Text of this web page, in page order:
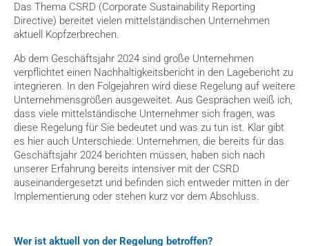
Das Thema CSRD (Corporate Sustainability Reporting
Directive) bereitet vielen mittelständischen Unternehmen
aktuell Kopfzerbrechen.
Ab dem Geschäftsjahr 2024 sind große Unternehmen
verpflichtet einen Nachhaltigkeitsbericht in den Lagebericht zu
integrieren. In den Folgejahren wird diese Regelung auf weitere
Unternehmensgrößen ausgeweitet. Aus Gesprächen weiß ich,
dass viele mittelständische Unternehmer sich fragen, was
diese Regelung für Sie bedeutet und was zu tun ist. Klar gibt
es hier auch Unterschiede: Unternehmen, die bereits für das
Geschäftsjahr 2024 berichten müssen, haben sich nach
unserer Erfahrung bereits intensiver mit der CSRD
auseinandergesetzt und befinden sich entweder mitten in der
Implementierung oder stehen kurz vor dem Abschluss.
Wer ist aktuell von der Regelung betroffen?